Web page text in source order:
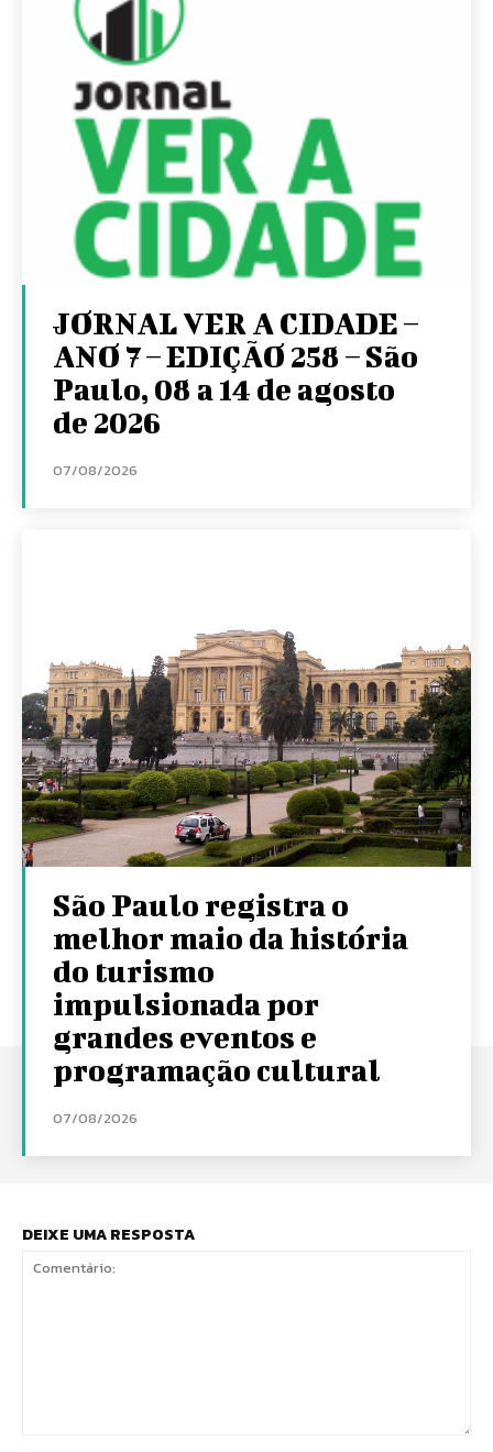
JORNAL VER A CIDADE –
ANO 7 – EDIÇÃO 258 – São
Paulo, 08 a 14 de agosto
de 2026
07/08/2026
São Paulo registra o
melhor maio da história
do turismo
impulsionada por
grandes eventos e
programação cultural
07/08/2026
DEIXE UMA RESPOSTA